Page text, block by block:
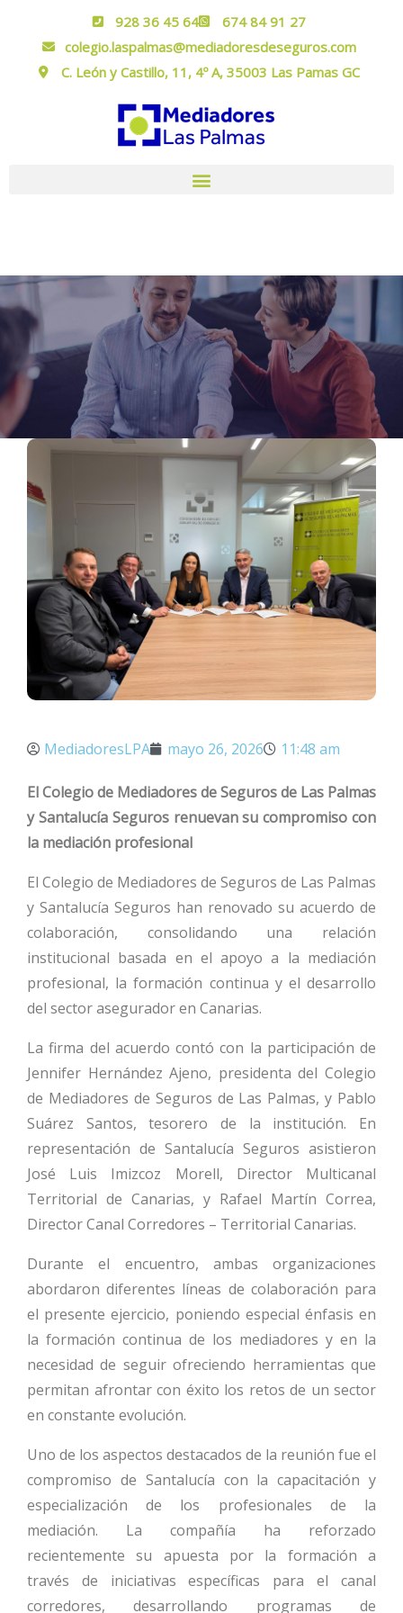
928 36 45 64
674 84 91 27
colegio.laspalmas@mediadoresdeseguros.com
C. León y Castillo, 11, 4º A, 35003 Las Pamas GC
MediadoresLPA mayo 26, 2026 11:48 am
El Colegio de Mediadores de Seguros de Las Palmas
y Santalucía Seguros renuevan su compromiso con
la mediación profesional
El Colegio de Mediadores de Seguros de Las Palmas
y Santalucía Seguros han renovado su acuerdo de
colaboración, consolidando una relación
institucional basada en el apoyo a la mediación
profesional, la formación continua y el desarrollo
del sector asegurador en Canarias.
La firma del acuerdo contó con la participación de
Jennifer Hernández Ajeno, presidenta del Colegio
de Mediadores de Seguros de Las Palmas, y Pablo
Suárez Santos, tesorero de la institución. En
representación de Santalucía Seguros asistieron
José Luis Imizcoz Morell, Director Multicanal
Territorial de Canarias, y Rafael Martín Correa,
Director Canal Corredores – Territorial Canarias.
Durante el encuentro, ambas organizaciones
abordaron diferentes líneas de colaboración para
el presente ejercicio, poniendo especial énfasis en
la formación continua de los mediadores y en la
necesidad de seguir ofreciendo herramientas que
permitan afrontar con éxito los retos de un sector
en constante evolución.
Uno de los aspectos destacados de la reunión fue el
compromiso de Santalucía con la capacitación y
especialización de los profesionales de la
mediación. La compañía ha reforzado
recientemente su apuesta por la formación a
través de iniciativas específicas para el canal
corredores, desarrollando programas de